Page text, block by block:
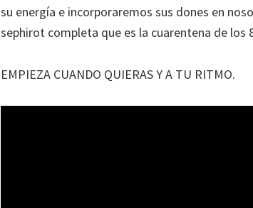
su energía e incorporaremos sus dones en
sephirot completa que es la cuarentena de los
EMPIEZA CUANDO QUIERAS Y A TU RITMO.